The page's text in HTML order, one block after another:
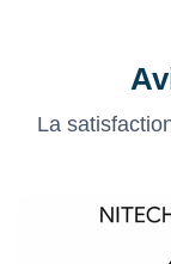
La